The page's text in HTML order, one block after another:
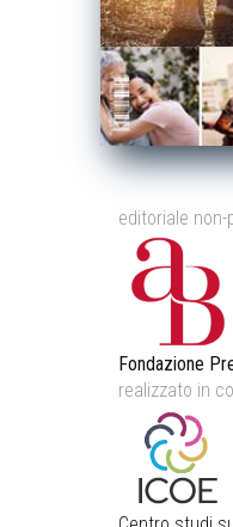
editoriale
Fondazione
realizzato in